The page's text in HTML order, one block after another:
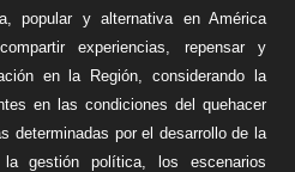
popular y alternativa en América
experiencias, repensar y
en la Región, considerando la
en las condiciones del quehacer
determinadas por el desarrollo de la
gestión política, los escenarios